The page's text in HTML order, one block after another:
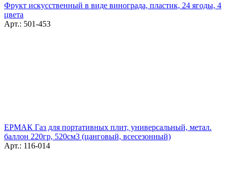
Фрукт искусственный в виде винограда, пластик, 24 ягоды, 4
цвета
Арт.: 501-453
ЕРМАК Газ для портативных плит, универсальный, метал.
баллон 220гр, 520см3 (цанговый, всесезонный)
Арт.: 116-014